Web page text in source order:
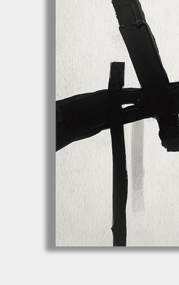
Crea tu pared
TELÉFONO